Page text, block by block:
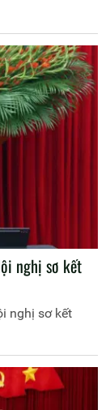
nghị sơ kết
nghị sơ kết